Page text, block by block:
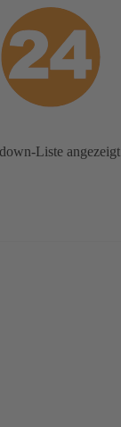
Liste angezeigt